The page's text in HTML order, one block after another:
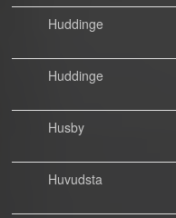
Huddinge
Huddinge
Husby
Huvudsta